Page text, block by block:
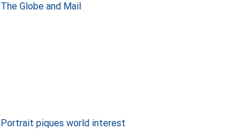
The Globe and Mail
Portrait piques world interest